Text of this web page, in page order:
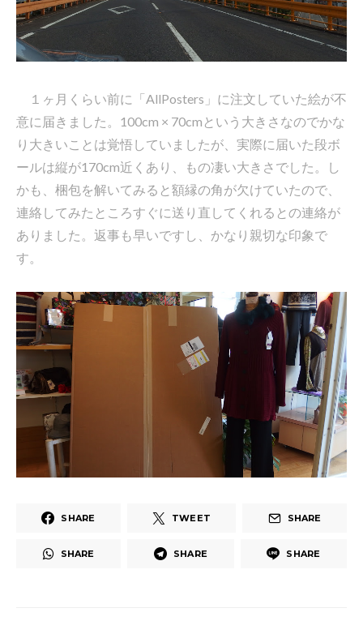
１ヶ月くらい前に「AllPosters」に注文していた絵が不
意に届きました。100cm × 70cmという大きさなのでかな
り大きいことは覚悟していましたが、実際に届いた段ボ
ールは縦が170cm近くあり、もの凄い大きさでした。し
かも、梱包を解いてみると額縁の角が欠けていたので、
連絡してみたところすぐに送り直してくれるとの連絡が
ありました。返事も早いですし、かなり親切な印象で
す。
SHARE TWEET SHARE
SHARE SHARE SHARE